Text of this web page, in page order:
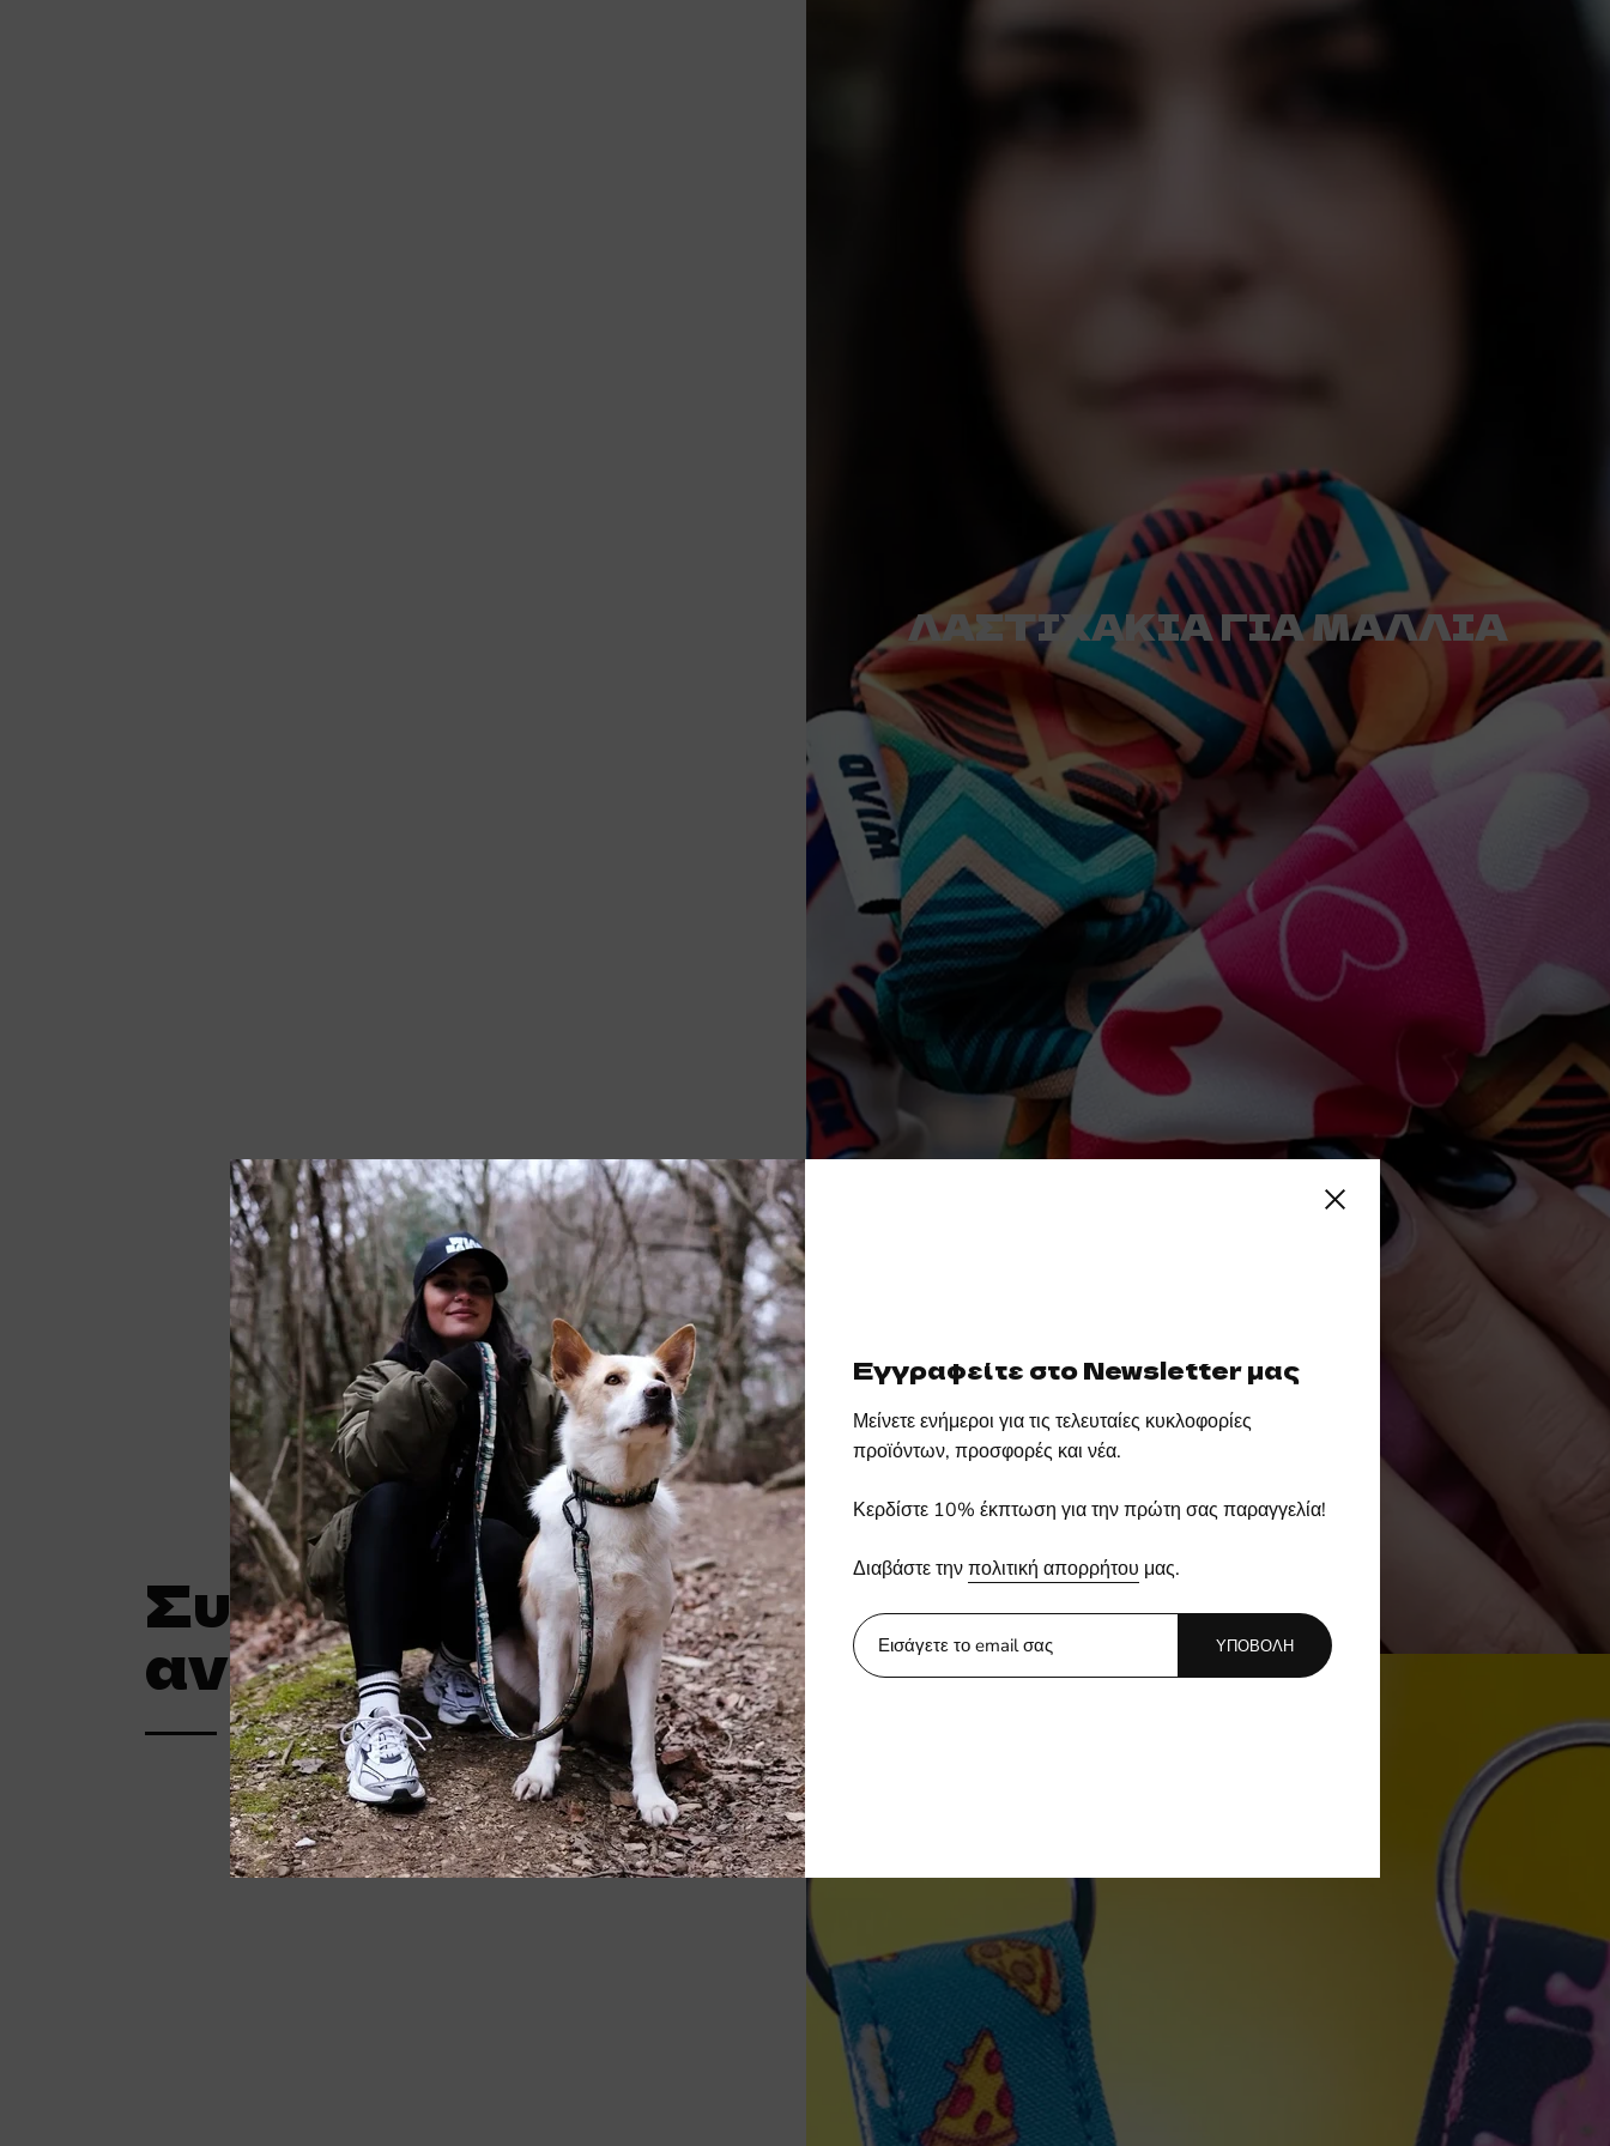
Συλλογές για
ανθρώπους
ΛΑΣΤΙΧΑΚΙΑ ΓΙΑ ΜΑΛΛΙΑ
Εγγραφείτε στο Newsletter μας
Μείνετε ενήμεροι για τις τελευταίες κυκλοφορίες
προϊόντων, προσφορές και νέα.
Κερδίστε 10% έκπτωση για την πρώτη σας παραγγελία!
Διαβάστε τηνπολιτική απορρήτου μας.
ΥΠΟΒΟΛΗ
Close sidebar